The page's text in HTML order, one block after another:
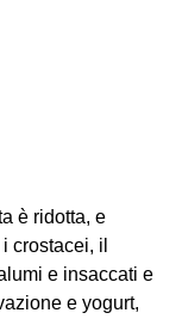
è ridotta, e
crostacei, il
e insaccati e
e yogurt,